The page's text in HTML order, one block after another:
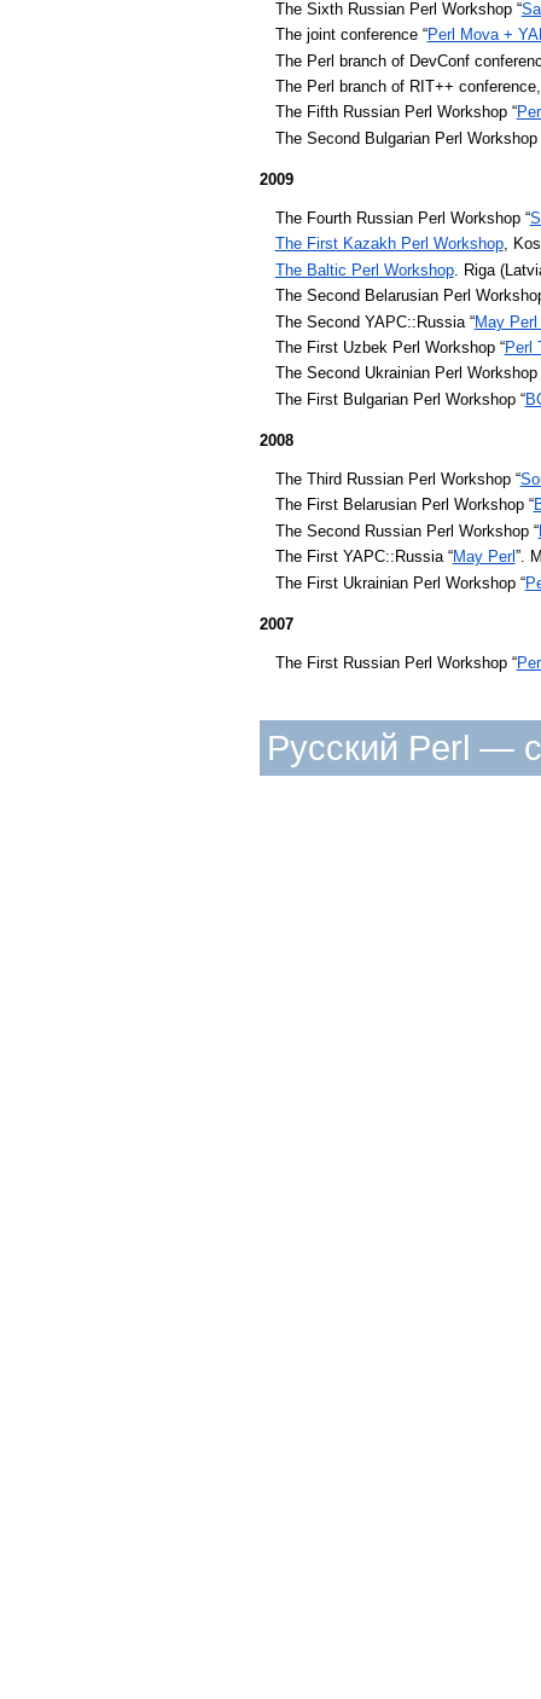
The Sixth Russian Perl Workshop “
The joint conference “Perl Mova +
The Perl branch of DevConf
The Perl branch of RIT++
The Fifth Russian Perl Workshop “
The Second Bulgarian Perl Workshop
2009
The Fourth Russian Perl Workshop “
The First Kazakh Perl Workshop,
The Baltic Perl Workshop. Riga
The Second Belarusian Perl
The Second YAPC::Russia “May
The First Uzbek Perl Workshop “Perl
The Second Ukrainian Perl Workshop
The First Bulgarian Perl Workshop “
2008
The Third Russian Perl Workshop “
The First Belarusian Perl Workshop “
The Second Russian Perl Workshop “
The First YAPC::Russia “May Perl ”.
The First Ukrainian Perl Workshop “
2007
The First Russian Perl Workshop “
Русский Perl —